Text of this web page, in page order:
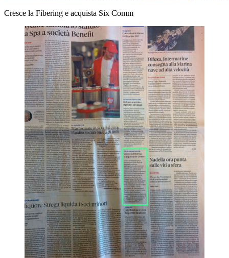
Cresce la Fibering e acquista Six Comm